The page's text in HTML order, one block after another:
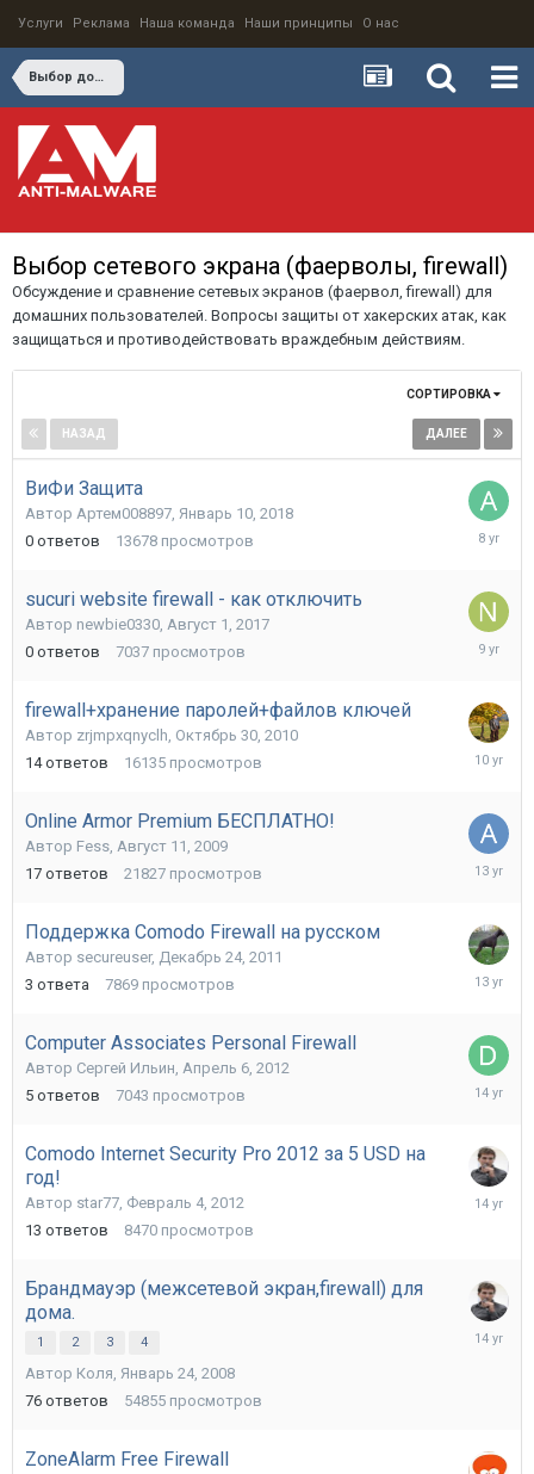
Услуги Реклама Наша команда Наши принципы О нас
Выбор домашних средств защиты
Выбор сетевого экрана (фаерволы, firewall)
Обсуждение и сравнение сетевых экранов (фаервол, firewall) для
домашних пользователей. Вопросы защиты от хакерских атак, как
защищаться и противодействовать враждебным действиям.
СОРТИРОВКА
НАЗАД ДАЛЕЕ
ВиФи Защита
Автор Артем008897, Январь 10, 2018
0 ответов 13678 просмотров
Январь
sucuri website firewall - как отключить
Автор newbie0330, Август 1, 2017
0 ответов 7037 просмотров
Август
firewall+хранение паролей+файлов ключей
Автор zrjmpxqnyclh, Октябрь 30, 2010
14 ответов 16135 просмотров
Декабрь
Online Armor Premium БЕСПЛАТНО!
Автор Fess, Август 11, 2009
17 ответов 21827 просмотров
Январь
Поддержка Comodo Firewall на русском
Автор secureuser, Декабрь 24, 2011
3 ответа 7869 просмотров
Декабрь
Computer Associates Personal Firewall
Автор Сергей Ильин, Апрель 6, 2012
5 ответов 7043 просмотров
Апрель
Comodo Internet Security Pro 2012 за 5 USD на
год!
Автор star77, Февраль 4, 2012
13 ответов 8470 просмотров
Март
Брандмауэр (межсетевой экран,firewall) для
дома.
1 2 3 4
Автор Коля, Январь 24, 2008
76 ответов 54855 просмотров
Октябрь
ZoneAlarm Free Firewall